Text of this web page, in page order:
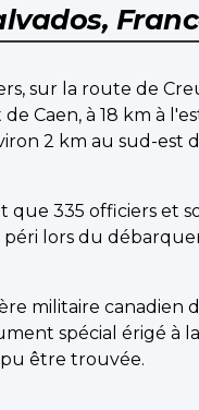
sur la route de
Caen, à 18 km à
2 km au sud-est
que 335 officiers et
péri lors du
militaire canadien
spécial érigé à
pu être trouvée.